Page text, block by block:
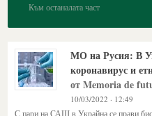
Към останалата част
МО на Русия: В
коронавирус и
от Memoria de
10/03/2022 · 12:49
С пари на САЩ в Украйна се прави